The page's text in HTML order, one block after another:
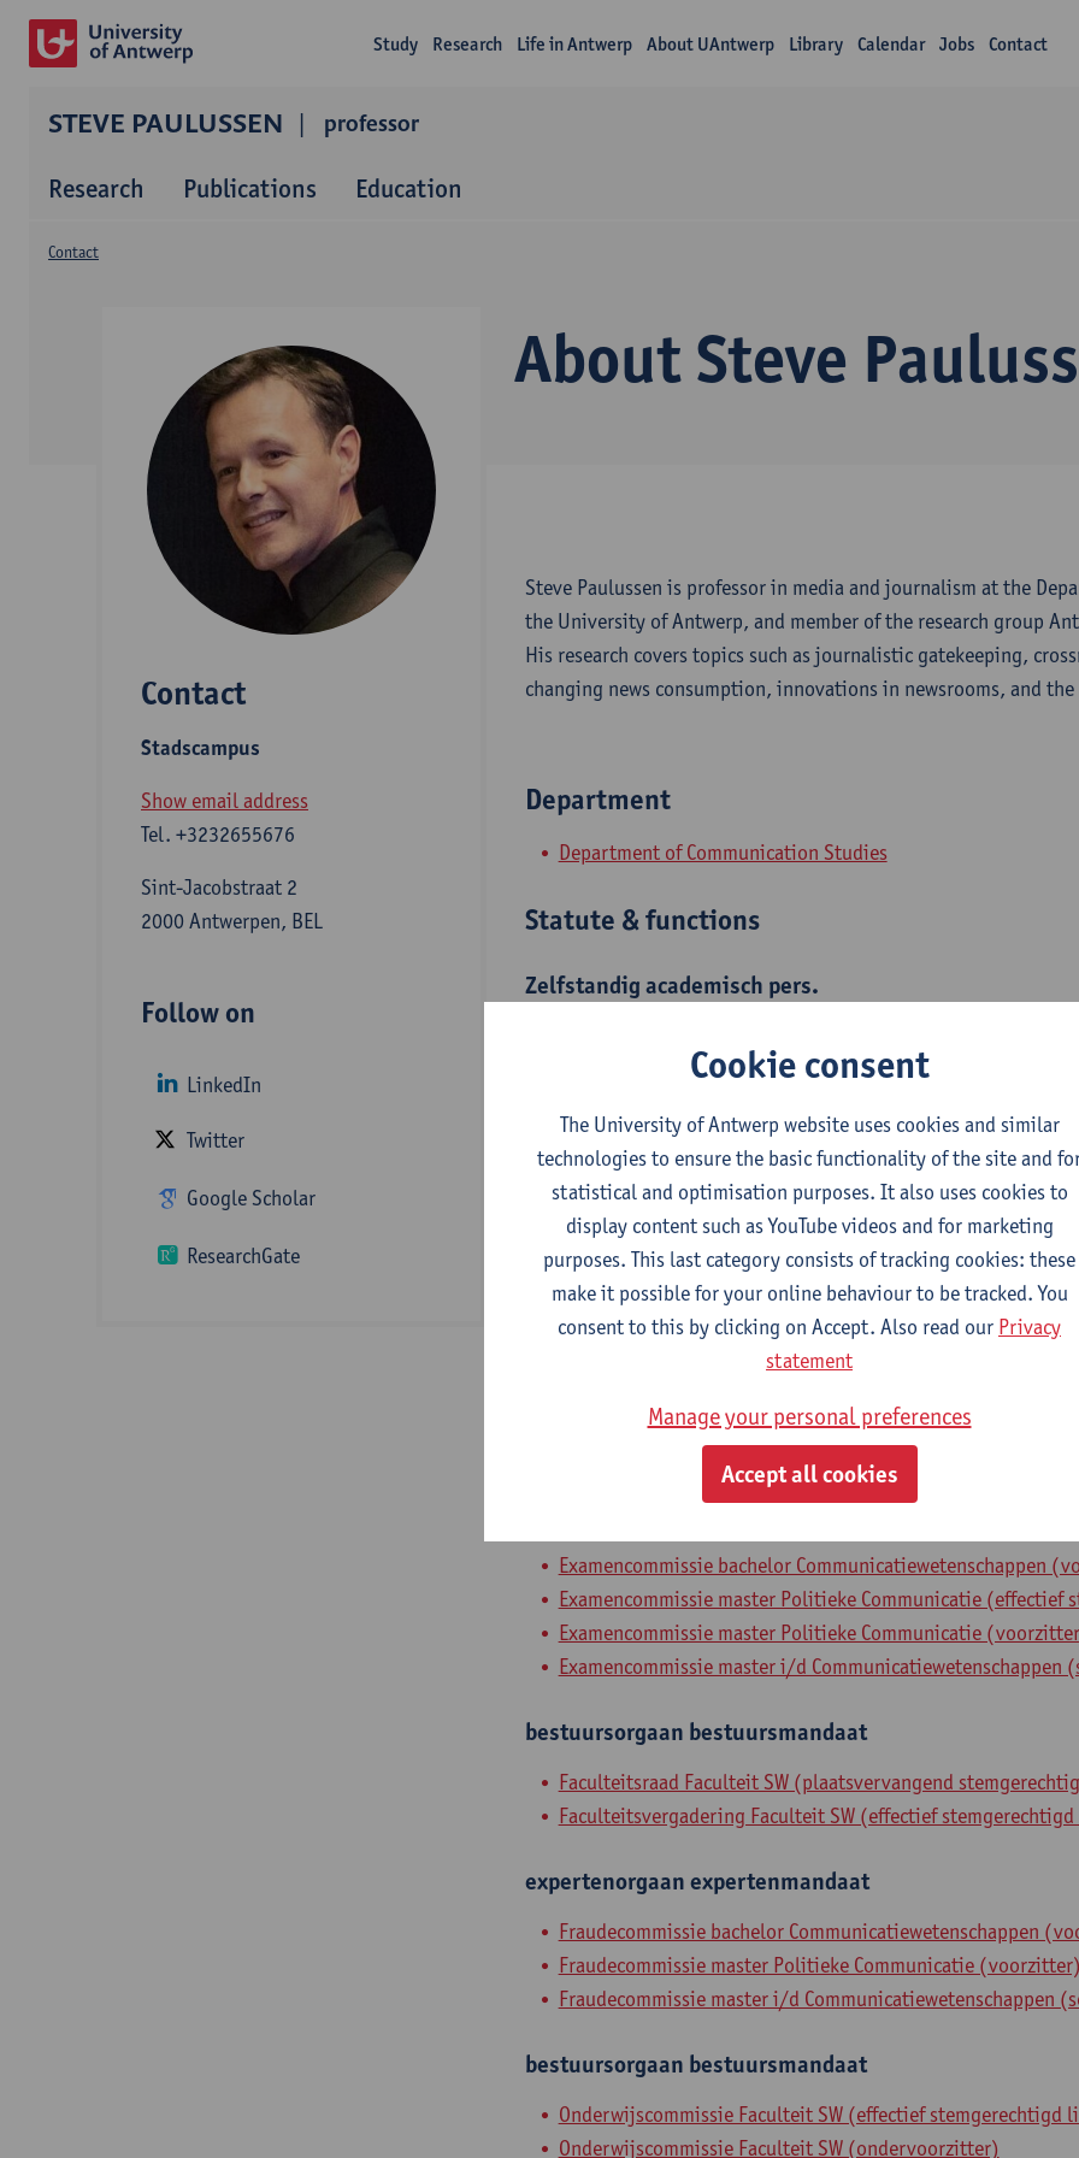
Study Research Life in Antwerp About UAntwerp Library Calendar Jobs Contact
STEVE PAULUSSEN professor
Research Publications Education
About Steve
Contact
Contact
Stadscampus
Show email address
Tel. +3232655676
Sint-Jacobstraat 2
2000 Antwerpen, BEL
Follow on
LinkedIn
Twitter
Google Scholar
ResearchGate
Steve Paulussen is professor in media and journalism at the
the University of Antwerp, and member of the research group
His research covers topics such as journalistic gatekeeping,
changing news consumption, innovations in newsrooms, and
Department
Department of Communication Studies
Statute & functions
Zelfstandig academisch pers.
mandaatexpertenmandaat
Afgevaardigde bacheloropleiding
expertenorgaanexpertenmandaat
Bureau Onderwijscommissie Faculteit SW (effectief
bestuursmandaat
Departementsraad Communicatiewetenschappen (effectief
Examencommissie bachelor Communicatiewetenschappen
Examencommissie master Politieke Communicatie (effectief
Examencommissie master Politieke Communicatie
Examencommissie master i/d Communicatiewetenschappen
bestuursorgaan bestuursmandaat
Faculteitsraad Faculteit SW (plaatsvervangend
Faculteitsvergadering Faculteit SW (effectief
expertenorgaan expertenmandaat
Fraudecommissie bachelor Communicatiewetenschappen
Fraudecommissie master Politieke Communicatie (voorzitter)
Fraudecommissie master i/d Communicatiewetenschappen
bestuursorgaan bestuursmandaat
Onderwijscommissie Faculteit SW (effectief stemgerechtigd
Onderwijscommissie Faculteit SW (ondervoorzitter)
Cookie consent
The University of Antwerp website uses cookies and similar
technologies to ensure the basic functionality of the site and
statistical and optimisation purposes. It also uses cookies to
display content such as YouTube videos and for marketing
purposes. This last category consists of tracking cookies: these
make it possible for your online behaviour to be tracked. You
consent to this by clicking on Accept. Also read our Privacy
statement
Manage your personal preferences
Accept all cookies